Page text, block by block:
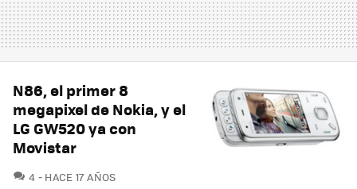
N86, el primer 8
megapixel de Nokia, y el
LG GW520 ya con
Movistar
4 COMENTARIOS
HACE 17 AÑOS